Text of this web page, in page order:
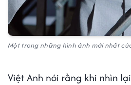
Một trong những hình ảnh mới nhất
Việt Anh nói rằng khi nhìn